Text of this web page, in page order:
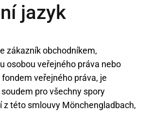
jazyk
zákazník obchodníkem,
osobou veřejného práva nebo
veřejného práva, je
pro všechny spory
z této smlouvy Mönchengladbach,